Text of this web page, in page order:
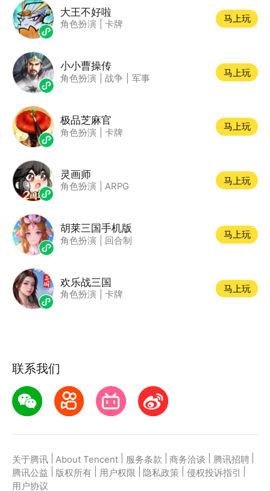
大王不好啦
角色扮演 卡牌
马上玩
小小曹操传
角色扮演 战争 军事
马上玩
极品芝麻官
角色扮演 卡牌
马上玩
灵画师
角色扮演 ARPG
马上玩
胡莱三国手机版
角色扮演 回合制
马上玩
欢乐战三国
角色扮演 卡牌
马上玩
联系我们
关于腾讯 About Tencent 服务条款 商务洽谈 腾讯招聘
腾讯公益
版权所有 用户权限 隐私政策 侵权投诉指引
用户协议